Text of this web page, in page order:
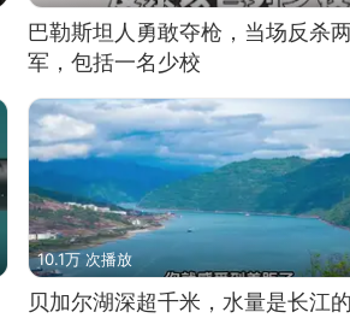
巴勒斯坦人勇敢夺枪，当场反杀
军，包括一名少校
10.1万 次播放
贝加尔湖深超千米，水量是长江